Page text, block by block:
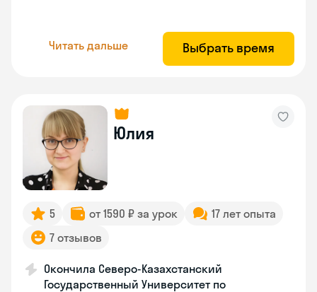
Читать дальше Выбрать время
Юлия
5 от 1590 ₽ за урок
17 лет опыта
7 отзывов
Окончила Северо-Казахстанский
Государственный Университет по